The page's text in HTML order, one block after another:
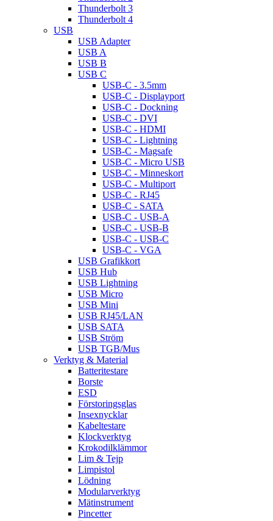
Thunderbolt 3
Thunderbolt 4
USB
USB Adapter
USB A
USB B
USB C
USB-C - 3.5mm
USB-C - Displayport
USB-C - Dockning
USB-C - DVI
USB-C - HDMI
USB-C - Lightning
USB-C - Magsafe
USB-C - Micro USB
USB-C - Minneskort
USB-C - Multiport
USB-C - RJ45
USB-C - SATA
USB-C - USB-A
USB-C - USB-B
USB-C - USB-C
USB-C - VGA
USB Grafikkort
USB Hub
USB Lightning
USB Micro
USB Mini
USB RJ45/LAN
USB SATA
USB Ström
USB TGB/Mus
Verktyg & Material
Batteritestare
Borste
ESD
Förstoringsglas
Insexnycklar
Kabeltestare
Klockverktyg
Krokodilklämmor
Lim & Tejp
Limpistol
Lödning
Modularverktyg
Mätinstrument
Pincetter